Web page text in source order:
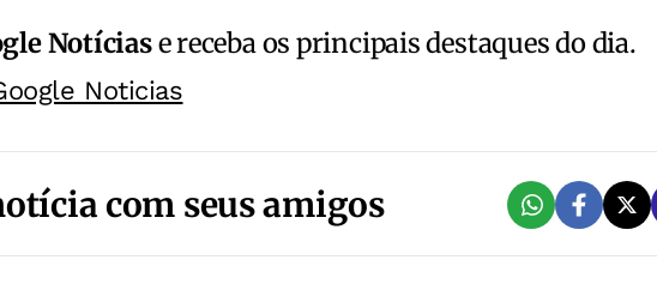
Notíciase receba os principais destaques do dia.
Noticias
com seus amigos